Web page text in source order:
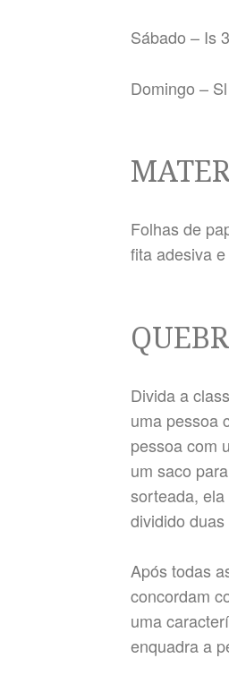
Sábado – Is
Domingo –
Folhas de
fita adesiva
Divida a
uma pessoa
pessoa com
um saco
sorteada,
dividido
Após todas
concordam
uma
enquadra a